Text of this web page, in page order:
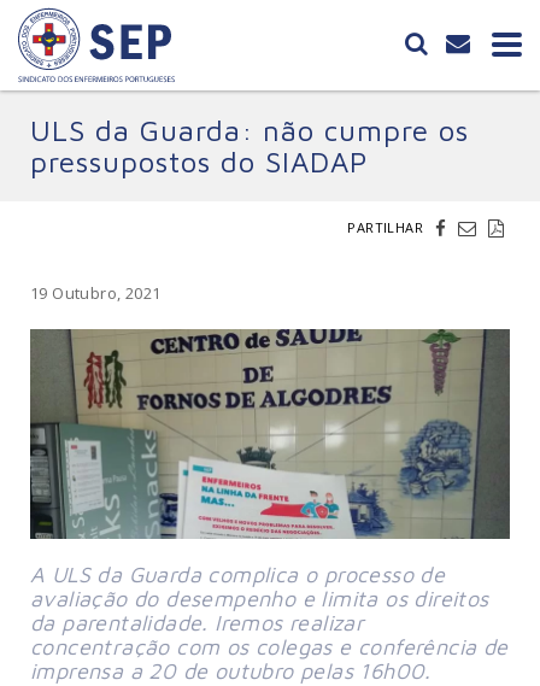
ULS da Guarda: não cumpre os
pressupostos do SIADAP
PARTILHAR
19 Outubro, 2021
A ULS da Guarda complica o processo de
avaliação do desempenho e limita os direitos
da parentalidade. Iremos realizar
concentração com os colegas e conferência de
imprensa a 20 de outubro pelas 16h00.